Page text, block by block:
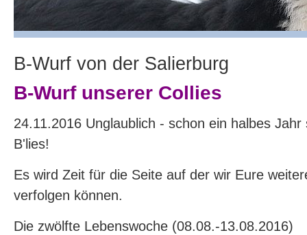
B-Wurf von der Salierburg
B-Wurf unserer Collies
24.11.2016 Unglaublich - schon ein halbes
B'lies!
Es wird Zeit für die Seite auf der wir Eure
verfolgen können.
Die zwölfte Lebenswoche (08.08.-13.08.2016)